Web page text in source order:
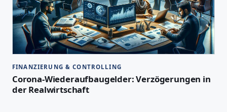
FINANZIERUNG & CONTROLLING
Corona-Wiederaufbaugelder: Verzögerungen in
der Realwirtschaft